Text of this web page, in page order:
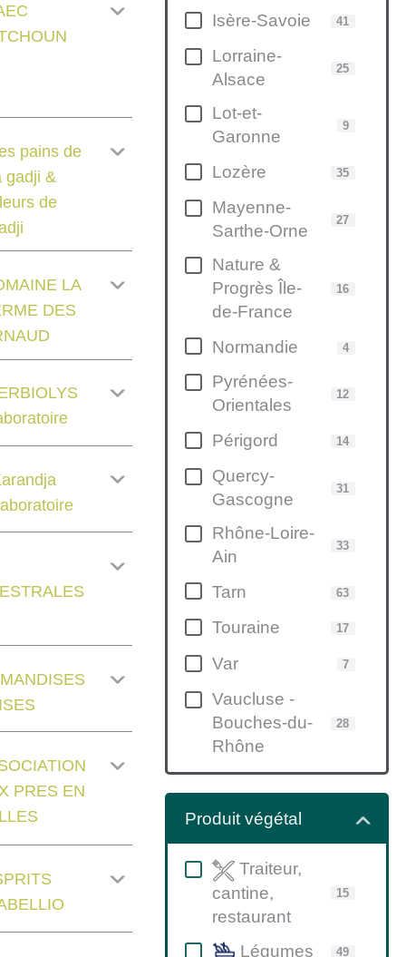
Isère-Savoie 41
Lorraine-
Alsace
25
Lot-et-
Garonne
9
Lozère 35
Mayenne-
Sarthe-Orne
27
Nature &
Progrès Île-
de-France
16
Normandie 4
Pyrénées-
Orientales
12
Périgord 14
Quercy-
Gascogne
31
Rhône-Loire-
Ain
33
Tarn 63
Touraine 17
Var 7
Vaucluse -
Bouches-du-
Rhône
28
Produit végétal
Traiteur,
cantine,
restaurant
15
Légumes 49
pains de
gadji &
de
LA
DES
PRES EN